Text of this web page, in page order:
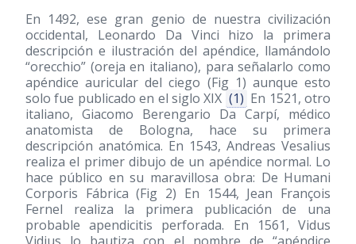
En 1492, ese gran genio de nuestra civilización
occidental, Leonardo Da Vinci hizo la primera
descripción e ilustración del apéndice, llamándolo
“orecchio” (oreja en italiano), para señalarlo como
apéndice auricular del ciego (Fig 1) aunque esto
solo fue publicado en el siglo XIX (1) En 1521, otro
italiano, Giacomo Berengario Da Carpí, médico
anatomista de Bologna, hace su primera
descripción anatómica. En 1543, Andreas Vesalius
realiza el primer dibujo de un apéndice normal. Lo
hace público en su maravillosa obra: De Humani
Corporis Fábrica (Fig 2) En 1544, Jean François
Fernel realiza la primera publicación de una
probable apendicitis perforada. En 1561, Vidus